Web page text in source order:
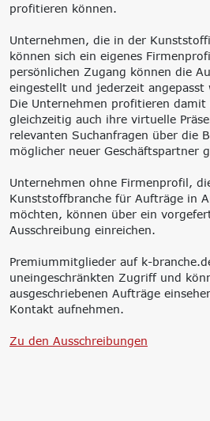
profitieren können.
Unternehmen, die in der
können sich ein eigenes
persönlichen Zugang können die
eingestellt und jederzeit angepasst
Die Unternehmen profitieren
gleichzeitig auch ihre virtuelle
relevanten Suchanfragen über die
möglicher neuer Geschäftspartner
Unternehmen ohne Firmenprofil,
Kunststoffbranche für Aufträge in
möchten, können über ein
Ausschreibung einreichen.
Premiummitglieder auf k-
uneingeschränkten Zugriff und
ausgeschriebenen Aufträge
Kontakt aufnehmen.
Zu den Ausschreibungen